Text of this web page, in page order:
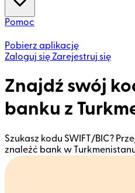
Pomoc
Pobierz aplikację
Zaloguj się Zarejestruj się
Znajdź swój
banku z
Szukasz kodu SWIFT/BIC?
znaleźć bank w